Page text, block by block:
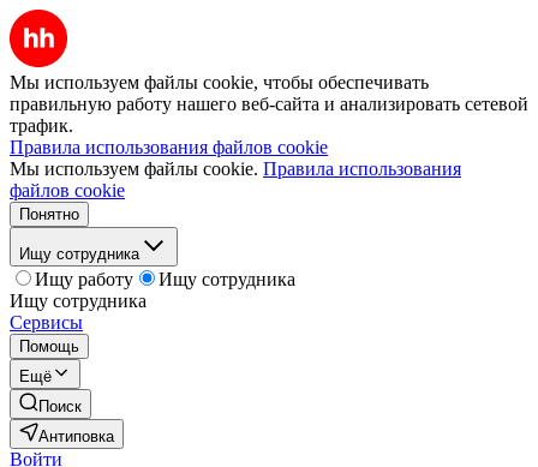
Мы используем файлы cookie, чтобы обеспечивать
правильную работу нашего веб-сайта и анализировать сетевой
трафик.
Правила использования файлов cookie
Мы используем файлы cookie. Правила использования
файлов cookie
Понятно
Ищу сотрудника
Ищу работу
Ищу сотрудника
Ищу сотрудника
Сервисы
Помощь
Ещё
Поиск
Антиповка
Войти